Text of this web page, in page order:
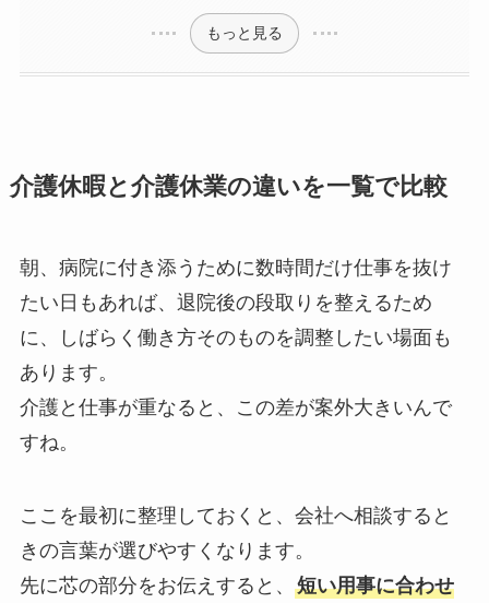
もっと見る
介護休暇と介護休業の違いを一覧で比較
朝、病院に付き添うために数時間だけ仕事を抜け
たい日もあれば、退院後の段取りを整えるため
に、しばらく働き方そのものを調整したい場面も
あります。
介護と仕事が重なると、この差が案外大きいんで
すね。
ここを最初に整理しておくと、会社へ相談すると
きの言葉が選びやすくなります。
先に芯の部分をお伝えすると、 短い用事に合わせ